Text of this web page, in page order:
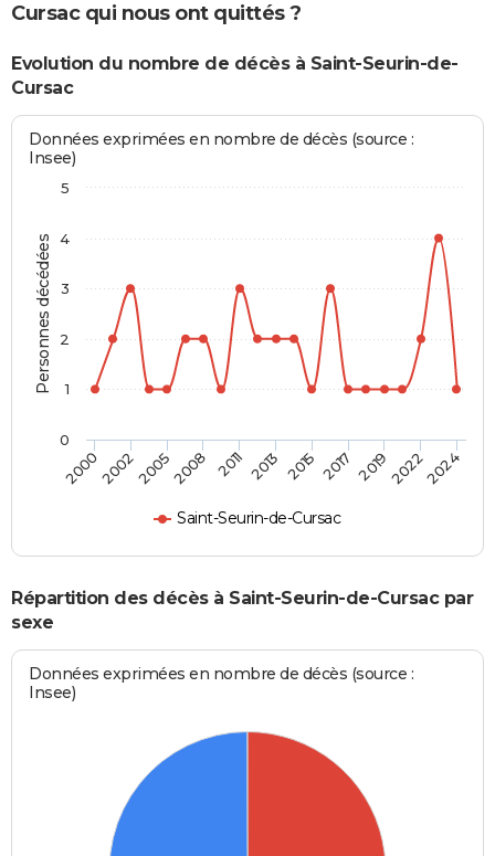
Cursac qui nous ont quittés ?
Evolution du nombre de décès à Saint-Seurin-de-
Cursac
Personnes décédées
Données exprimées en nombre de décès (source :
Insee)
Saint-Seurin-de-Cursac
2000200220052008 2011 2013 2015 2017 201920222024
0
1
2
3
4
5
Répartition des décès à Saint-Seurin-de-Cursac par
sexe
Données exprimées en nombre de décès (source :
Insee)